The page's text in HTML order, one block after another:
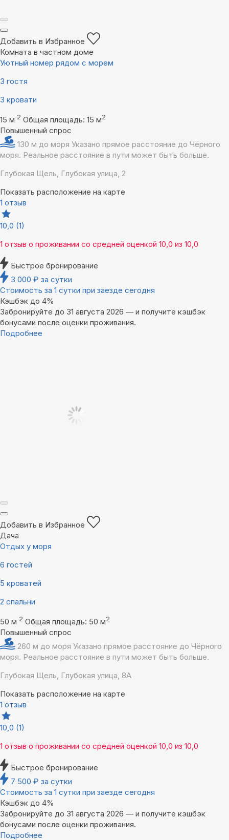
Добавить в Избранное
Комната в частном доме
Уютный номер рядом с морем
3 гостя
3 кровати
15 м 2 Общая площадь: 15 м2
Повышенный спрос
130 м до моря Указано прямое расстояние до Чёрного
моря. Реальное расстояние в пути может быть больше.
Глубокая Щель, Глубокая улица, 2
Показать расположение на карте
1 отзыв
10,0 (1)
1 отзыв о проживании со средней оценкой 10,0 из 10,0
Быстрое бронирование
3 000 ₽ за сутки
Стоимость за 1 сутки при заезде сегодня
Кэшбэк до 4%
Забронируйте до 31 августа 2026 — и получите кэшбэк
бонусами после оценки проживания.
Подробнее
Добавить в Избранное
Дача
Отдых у моря
6 гостей
5 кроватей
2 спальни
50 м 2 Общая площадь: 50 м2
Повышенный спрос
260 м до моря Указано прямое расстояние до Чёрного
моря. Реальное расстояние в пути может быть больше.
Глубокая Щель, Глубокая улица, 8А
Показать расположение на карте
1 отзыв
10,0 (1)
1 отзыв о проживании со средней оценкой 10,0 из 10,0
Быстрое бронирование
7 500 ₽ за сутки
Стоимость за 1 сутки при заезде сегодня
Кэшбэк до 4%
Забронируйте до 31 августа 2026 — и получите кэшбэк
бонусами после оценки проживания.
Подробнее